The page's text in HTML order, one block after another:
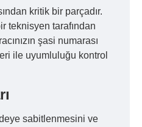
kritik bir parçadır.
teknisyen tarafından
şasi numarası
ile uyumluluğu kontrol
sabitlenmesini ve